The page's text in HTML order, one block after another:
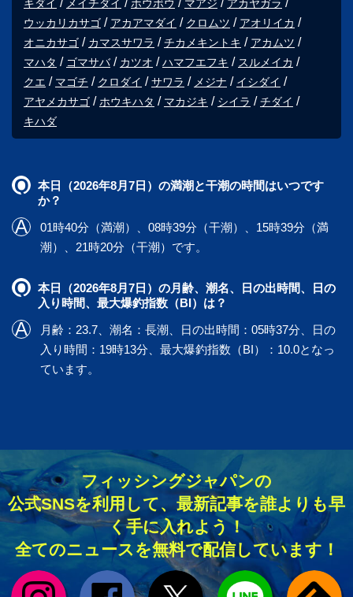
キダイ メイチダイ ホウボウ マアジ
アカヤガラ
ウッカリカサゴ
アカアマダイ クロムツ
アオリイカ
オニカサゴ
カマスサワラ チカメキントキ
アカムツ
マハタ
ゴマサバ カツオ ハマフエフキ
スルメイカ
クエ
マゴチ クロダイ サワラ メジナ
イシダイ
アヤメカサゴ
ホウキハタ マカジキ シイラ
チダイ
キハダ
本日（2026年8月7日）の満潮と干潮の時間はいつです
か？
01時40分（満潮）、08時39分（干潮）、15時39分（満
潮）、21時20分（干潮）です。
本日（2026年8月7日）の月齢、潮名、日の出時間、日の
入り時間、最大爆釣指数（BI）は？
月齢：23.7、潮名：長潮、日の出時間：05時37分、日の
入り時間：19時13分、最大爆釣指数（BI）：10.0となっ
ています。
フィッシングジャパンの
公式SNSを利用して、最新記事を誰よりも早
く手に入れよう！
全てのニュースを無料で配信しています！